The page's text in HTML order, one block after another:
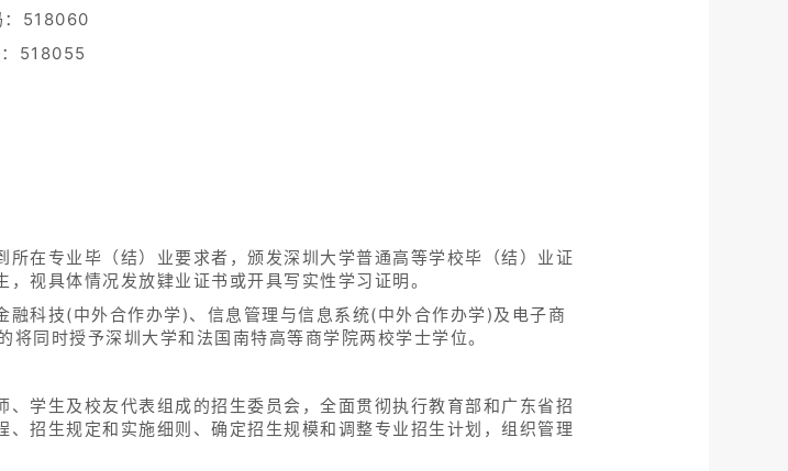
：518060
518055
在专业毕（结）业要求者，颁发深圳大学普通高等学校毕（结）业证
视具体情况发放肄业证书或开具写实性学习证明。
科技(中外合作办学)、信息管理与信息系统(中外合作办学)及电子商
同时授予深圳大学和法国南特高等商学院两校学士学位。
学生及校友代表组成的招生委员会，全面贯彻执行教育部和广东省招
招生规定和实施细则、确定招生规模和调整专业招生计划，组织管理